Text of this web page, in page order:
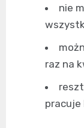
nie
raz na
pracuje